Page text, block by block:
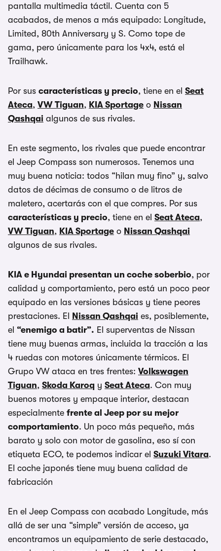
pantalla multimedia táctil. Cuenta con 5
acabados, de menos a más equipado: Longitude,
Limited, 80th Anniversary y S. Como tope de
gama, pero únicamente para los 4x4, está el
Trailhawk.
Por sus características y precio, tiene en el Seat
Ateca, VW Tiguan, KIA Sportage o Nissan
Qashqai algunos de sus rivales.
En este segmento, los rivales que puede encontrar
el Jeep Compass son numerosos. Tenemos una
muy buena noticia: todos “hilan muy fino” y, salvo
datos de décimas de consumo o de litros de
maletero, acertarás con el que compres. Por sus
características y precio, tiene en el Seat Ateca,
VW Tiguan, KIA Sportage o Nissan Qashqai
algunos de sus rivales.
KIA e Hyundai presentan un coche soberbio, por
calidad y comportamiento, pero está un poco peor
equipado en las versiones básicas y tiene peores
prestaciones. El
Nissan Qashqai es, posiblemente,
el “enemigo a batir”. El superventas de Nissan
tiene muy buenas armas, incluida la tracción a las
4 ruedas con motores únicamente térmicos. El
Grupo VW ataca en tres frentes: Volkswagen
Tiguan, Skoda Karoq y Seat Ateca. Con muy
buenos motores y empaque interior, destacan
especialmente frente al Jeep por su mejor
comportamiento. Un poco más pequeño, más
barato y solo con motor de gasolina, eso sí con
etiqueta ECO, te podemos indicar el Suzuki Vitara.
El coche japonés tiene muy buena calidad de
fabricación
En el Jeep Compass con acabado Longitude, más
allá de ser una “simple” versión de acceso, ya
encontramos un equipamiento de serie destacado,